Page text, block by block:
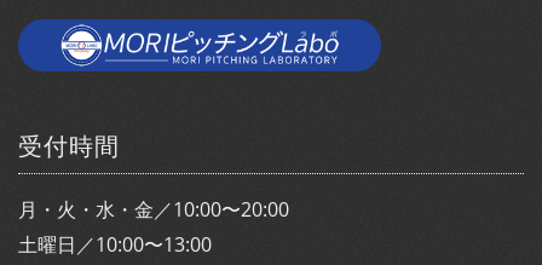
受付時間
月・火・水・金／10:00〜20:00
土曜日／10:00〜13:00